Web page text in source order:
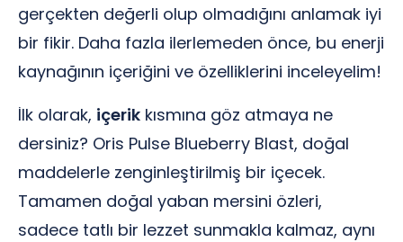
gerçekten değerli olup olmadığını anlamak iyi
bir fikir. Daha fazla ilerlemeden önce, bu enerji
kaynağının içeriğini ve özelliklerini inceleyelim!
İlk olarak, içerik kısmına göz atmaya ne
dersiniz? Oris Pulse Blueberry Blast, doğal
maddelerle zenginleştirilmiş bir içecek.
Tamamen doğal yaban mersini özleri,
sadece tatlı bir lezzet sunmakla kalmaz, aynı